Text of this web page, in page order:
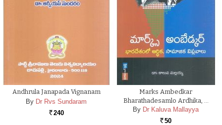
Andhrula Janapada Vignanam
By Dr Rvs Sundaram
Rs. 240
Marks Ambedkar
Bharathadesamlo Ardhika, …
By Dr Kaluva Mallayya
Rs. 50